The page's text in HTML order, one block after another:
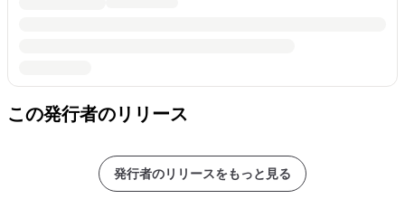
この発行者のリリース
発行者のリリースをもっと見る